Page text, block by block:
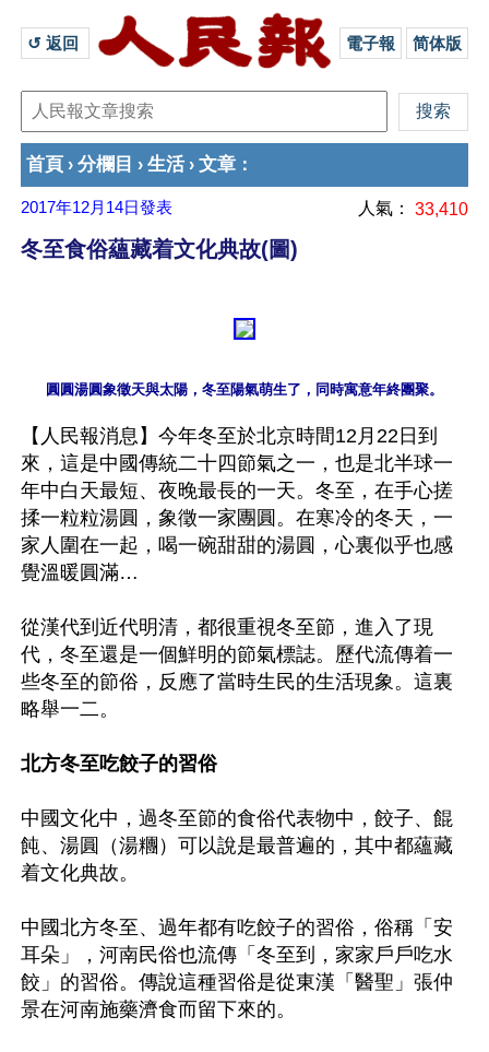
↺ 返回 電子報 简体版
首頁 › 分欄目 › 生活 › 文章 ：
2017年12月14日發表 人氣： 33,410
冬至食俗蘊藏着文化典故(圖)
【人民報消息】今年冬至於北京時間12月22日到
來，這是中國傳統二十四節氣之一，也是北半球一
年中白天最短、夜晚最長的一天。冬至，在手心搓
揉一粒粒湯圓，象徵一家團圓。在寒冷的冬天，一
家人圍在一起，喝一碗甜甜的湯圓，心裏似乎也感
覺溫暖圓滿…
從漢代到近代明清，都很重視冬至節，進入了現
代，冬至還是一個鮮明的節氣標誌。歷代流傳着一
些冬至的節俗，反應了當時生民的生活現象。這裏
略舉一二。
北方冬至吃餃子的習俗
中國文化中，過冬至節的食俗代表物中，餃子、餛
飩、湯圓（湯糰）可以說是最普遍的，其中都蘊藏
着文化典故。
中國北方冬至、過年都有吃餃子的習俗，俗稱「安
耳朵」，河南民俗也流傳「冬至到，家家戶戶吃水
餃」的習俗。傳說這種習俗是從東漢「醫聖」張仲
景在河南施藥濟食而留下來的。